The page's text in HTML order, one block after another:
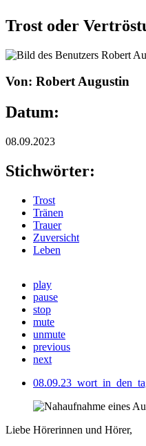
Trost oder
Von: Robert Augustin
Datum:
08.09.2023
Stichwörter:
Trost
Tränen
Trauer
Zuversicht
Leben
play
pause
stop
mute
unmute
previous
next
Liebe Hörerinnen und Hörer,